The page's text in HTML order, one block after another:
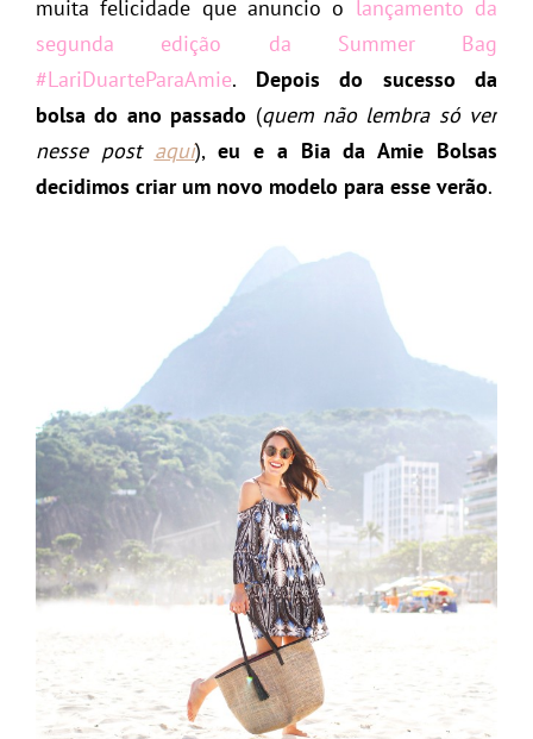
muita felicidade que anuncio o lançamento da
segunda edição da Summer Bag
#LariDuarteParaAmie. Depois do sucesso da
bolsa do ano passado (quem não lembra só ver
nesse post aqui),eu e a Bia da Amie Bolsas
decidimos criar um novo modelo para esse verão.